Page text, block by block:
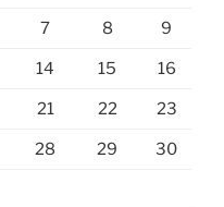
7 8 9
14 15 16
21 22 23
28 29 30